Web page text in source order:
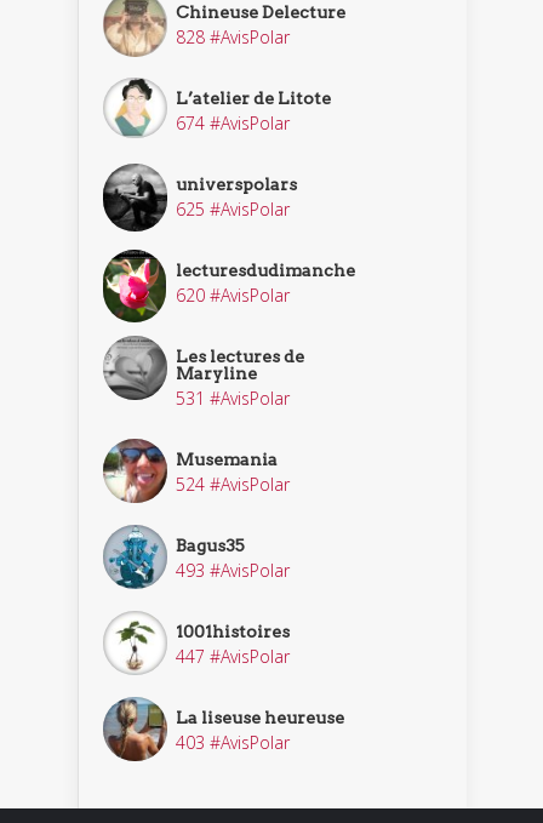
Chineuse Delecture
828 #AvisPolar
L’atelier de Litote
674 #AvisPolar
universpolars
625 #AvisPolar
lecturesdudimanche
620 #AvisPolar
Les lectures de
Maryline
531 #AvisPolar
Musemania
524 #AvisPolar
Bagus35
493 #AvisPolar
1001histoires
447 #AvisPolar
La liseuse heureuse
403 #AvisPolar